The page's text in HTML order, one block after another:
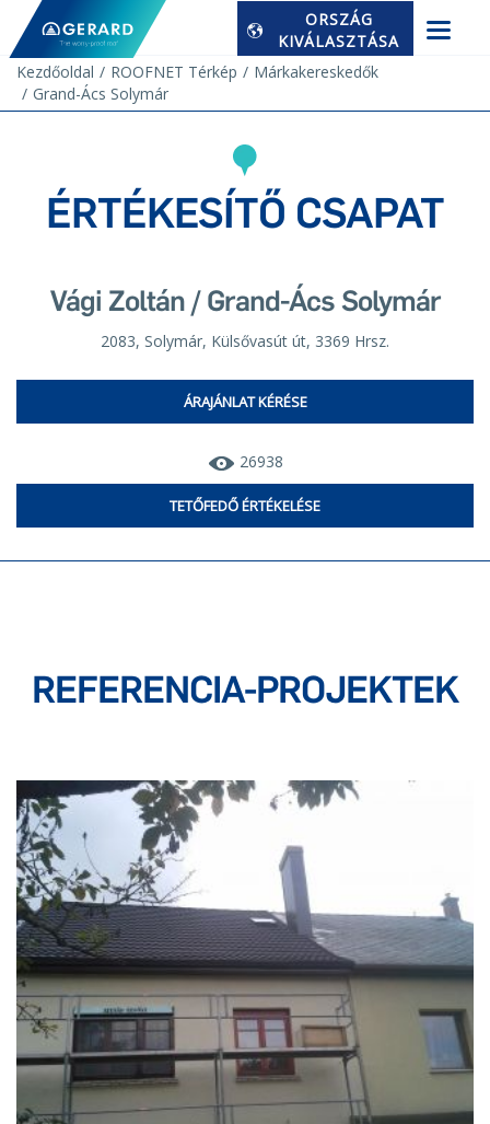
ORSZÁG
KIVÁLASZTÁSA
Kezdőoldal
ROOFNET Térkép
Márkakereskedők
Grand-Ács Solymár
ÉRTÉKESÍTŐ CSAPAT
Vági Zoltán / Grand-Ács Solymár
2083, Solymár, Külsővasút út, 3369 Hrsz.
ÁRAJÁNLAT KÉRÉSE
26938
TETŐFEDŐ ÉRTÉKELÉSE
REFERENCIA-PROJEKTEK